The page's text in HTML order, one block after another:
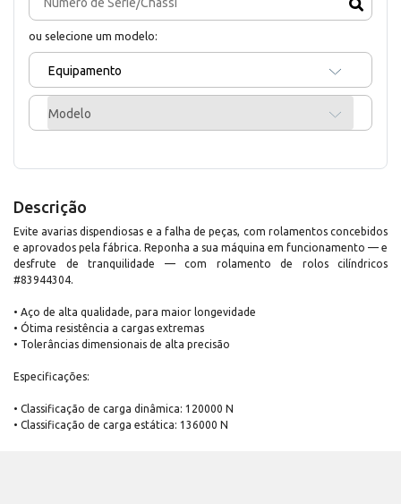
ou selecione um modelo:
Equipamento
Modelo
Descrição
Evite avarias dispendiosas e a falha de peças, com rolamentos concebidos
e aprovados pela fábrica. Reponha a sua máquina em funcionamento — e
desfrute de tranquilidade — com rolamento de rolos cilíndricos
#83944304.
• Aço de alta qualidade, para maior longevidade
• Ótima resistência a cargas extremas
• Tolerâncias dimensionais de alta precisão
Especificações:
• Classificação de carga dinâmica: 120000 N
• Classificação de carga estática: 136000 N